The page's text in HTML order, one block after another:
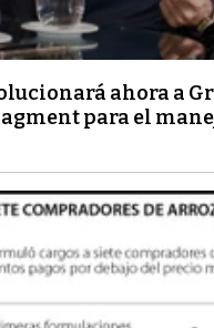
ahora a
para el